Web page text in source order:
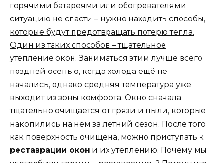
горячими батареями или обогревателями
ситуацию не спасти – нужно находить способы,
которые будут предотвращать потерю тепла.
Один из таких способов – тщательное
утепление окон. Заниматься этим лучше всего
поздней осенью, когда холода ещё не
начались, однако средняя температура уже
выходит из зоны комфорта. Окно сначала
тщательно очищается от грязи и пыли, которые
накопились на нём за летний сезон. После того
как поверхность очищена, можно приступать к
реставрации окон и их утеплению. Почему мы